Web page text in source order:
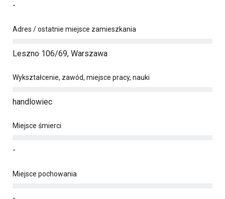
-
Adres / ostatnie miejsce zamieszkania
Leszno 106/69, Warszawa
Wykształcenie, zawód, miejsce pracy, nauki
handlowiec
Miejsce śmierci
-
Miejsce pochowania